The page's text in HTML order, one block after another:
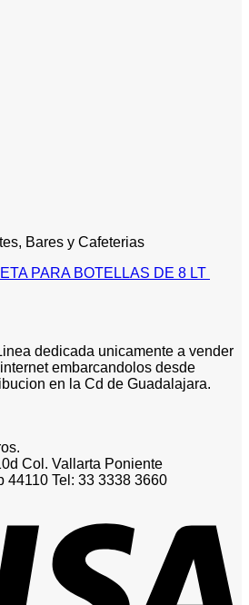
Bares y Cafeterias
PARA BOTELLAS DE 8 LT
dedicada unicamente a vender
embarcandolos desde
en la Cd de Guadalajara.
Col. Vallarta Poniente
44110 Tel: 33 3338 3660